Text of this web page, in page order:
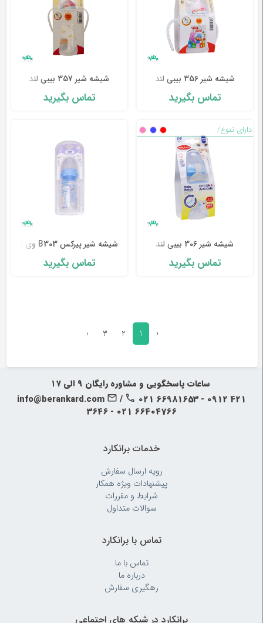
شیشه شیر 356 بیبی لند
تماس بگیرید
شیشه شیر 357 بیبی لند
تماس بگیرید
دارای تنوع/
شیشه شیر 306 بیبی لند
تماس بگیرید
شیشه شیر پیرکس B303 وی کر
تماس بگیرید
‹
1
2
3
›
‍‍ ساعات پاسخگویی و مشاوره رایگان ۹ الی ۱۷
info@berankard.com
/
021 66981653 - 0912 421
3646 - 021 66404766
خدمات برانکارد
رویه‌ ارسال سفارش
پیشنهادات ویژه همکار
شرایط و مقررات
سوالات متداول
تماس با برانکارد
تماس با ما
درباره ما
رهگیری سفارش
برانکارد در شبکه های اجتماعی